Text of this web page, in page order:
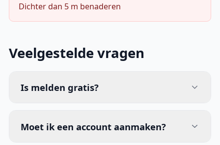
Dichter dan 5 m benaderen
Veelgestelde vragen
Is melden gratis?
Moet ik een account aanmaken?